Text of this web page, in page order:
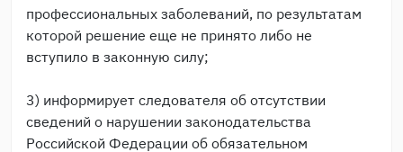
профессиональных заболеваний, по результатам
которой решение еще не принято либо не
вступило в законную силу;
3) информирует следователя об отсутствии
сведений о нарушении законодательства
Российской Федерации об обязательном